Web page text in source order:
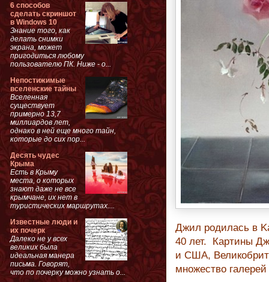
Джил родилась в
40 лет. Картины
и США,
множество
6 способов
сделать скриншот
в Windows 10
Знание того, как
делать снимки
экрана, может
пригодиться любому
пользователю ПК. Ниже - о...
Непостижимые
вселенские тайны
Вселенная
существует
примерно 13,7
миллиардов лет,
однако в ней еще много тайн,
которые до сих пор...
Десять чудес
Крыма
Есть в Крыму
места, о которых
знают даже не все
крымчане, их нет в
туристических маршрутах....
Известные люди и
их почерк
Далеко не у всех
великих была
идеальная манера
письма. Говорят,
что по почерку можно узнать о...